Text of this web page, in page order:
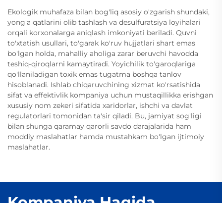
Ekologik muhafaza bilan bog'liq asosiy o'zgarish shundaki,
yong'a qatlarini olib tashlash va desulfuratsiya loyihalari
orqali korxonalarga aniqlash imkoniyati beriladi. Quvni
to'xtatish usullari, to'garak ko'ruv hujjatlari shart emas
bo'lgan holda, mahalliy aholiga zarar beruvchi havodda
teshiq-qiroqlarni kamaytiradi. Yoyichilik to'garoqlariga
qo'llaniladigan toxik emas tugatma boshqa tanlov
hisoblanadi. Ishlab chiqaruvchining xizmat ko'rsatishida
sifat va effektivlik kompaniya uchun mustaqillikka erishgan
xususiy nom zekeri sifatida xaridorlar, ishchi va davlat
regulatorlari tomonidan ta'sir qiladi. Bu, jamiyat sog'ligi
bilan shunga qaramay qarorli savdo darajalarida ham
moddiy maslahatlar hamda mustahkam bo'lgan ijtimoiy
maslahatlar.